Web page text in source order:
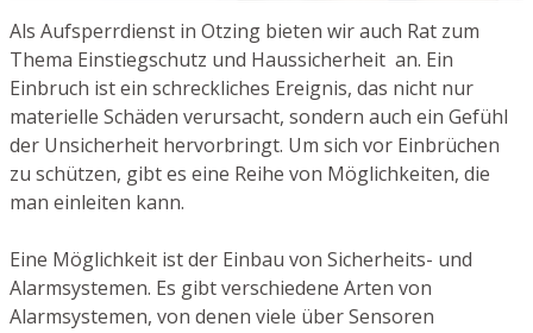
Als Aufsperrdienst in Otzing bieten wir auch Rat zum
Thema Einstiegschutz und Haussicherheit an. Ein
Einbruch ist ein schreckliches Ereignis, das nicht nur
materielle Schäden verursacht, sondern auch ein Gefühl
der Unsicherheit hervorbringt. Um sich vor Einbrüchen
zu schützen, gibt es eine Reihe von Möglichkeiten, die
man einleiten kann.
Eine Möglichkeit ist der Einbau von Sicherheits- und
Alarmsystemen. Es gibt verschiedene Arten von
Alarmsystemen, von denen viele über Sensoren